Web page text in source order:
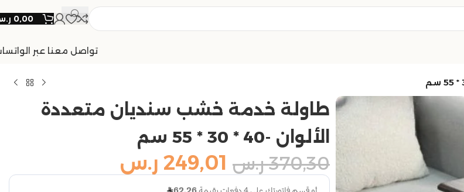
0,00
تواصل معنا عبر
طاولة خدمة خشب سنديان متعددة
الألوان -40 * 30 * 55 سم
370,30 ر.س 249,01 ر.س